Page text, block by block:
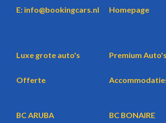
E: info@bookingcars.nl Homepage
Luxe grote auto's Premium Auto's
Offerte
BC ARUBA BC BONAIRE